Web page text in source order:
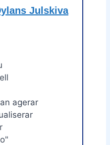
Julskiva
agerar